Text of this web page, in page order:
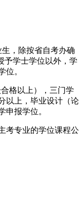
，除按省自考办确
予学士学位以外，学
位。
格以上），三门学
以上，毕业设计（论
申报学位。
考专业的学位课程公